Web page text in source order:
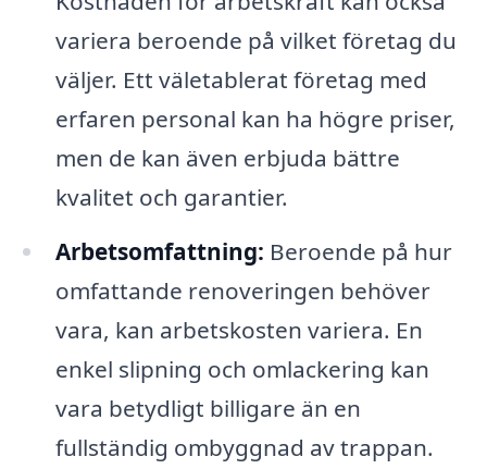
variera beroende på vilket företag du
väljer. Ett väletablerat företag med
erfaren personal kan ha högre priser,
men de kan även erbjuda bättre
kvalitet och garantier.
Arbetsomfattning: Beroende på hur
omfattande renoveringen behöver
vara, kan arbetskosten variera. En
enkel slipning och omlackering kan
vara betydligt billigare än en
fullständig ombyggnad av trappan.